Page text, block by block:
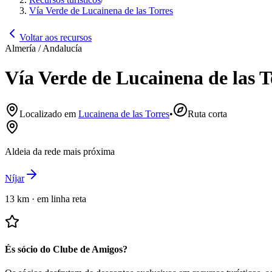
Vía Verde de Lucainena de las Torres
Voltar aos recursos
Almería / Andalucía
Vía Verde de Lucainena de las
Localizado em Lucainena de las Torres• Ruta corta
Aldeia da rede mais próxima
Níjar
13 km · em linha reta
És sócio do Clube de Amigos?